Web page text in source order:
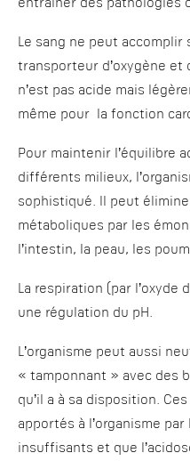
entraîner des pathologies
Le sang ne peut accomplir
transporteur d’oxygène et
n’est pas acide mais
même pour la fonction
Pour maintenir l’équilibre
différents milieux,
sophistiqué. Il peut
métaboliques par les
l’intestin, la peau, les
La respiration (par l’oxyde
une régulation du pH.
L’organisme peut aussi
« tamponnant » avec des
qu’il a à sa disposition.
apportés à l’organisme par
insuffisants et que